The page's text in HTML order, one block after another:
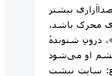
بیشتر
محرک باشد،
درونِ شنوندهٔ
سایت نبشت